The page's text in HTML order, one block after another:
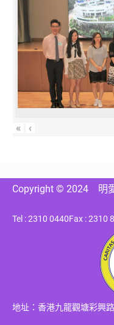
« ‹
Copyright © 2024 明
Tel : 2310 0440Fax : 2310
地址：香港九龍觀塘彩興